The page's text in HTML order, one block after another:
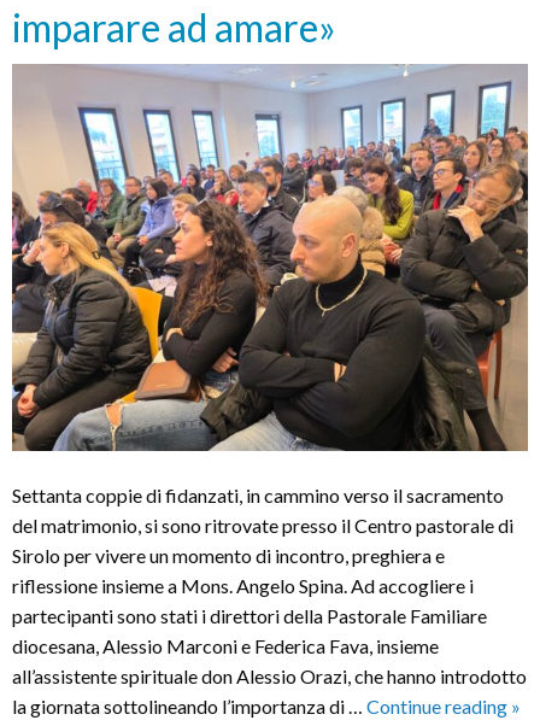
imparare ad amare»
Settanta coppie di fidanzati, in cammino verso il sacramento
del matrimonio, si sono ritrovate presso il Centro pastorale di
Sirolo per vivere un momento di incontro, preghiera e
riflessione insieme a Mons. Angelo Spina. Ad accogliere i
partecipanti sono stati i direttori della Pastorale Familiare
diocesana, Alessio Marconi e Federica Fava, insieme
all’assistente spirituale don Alessio Orazi, che hanno introdotto
la giornata sottolineando l’importanza di … Continue reading »